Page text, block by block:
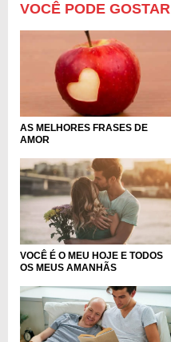
VOCÊ PODE GOSTAR
AS MELHORES FRASES DE
AMOR
VOCÊ É O MEU HOJE E TODOS
OS MEUS AMANHÃS